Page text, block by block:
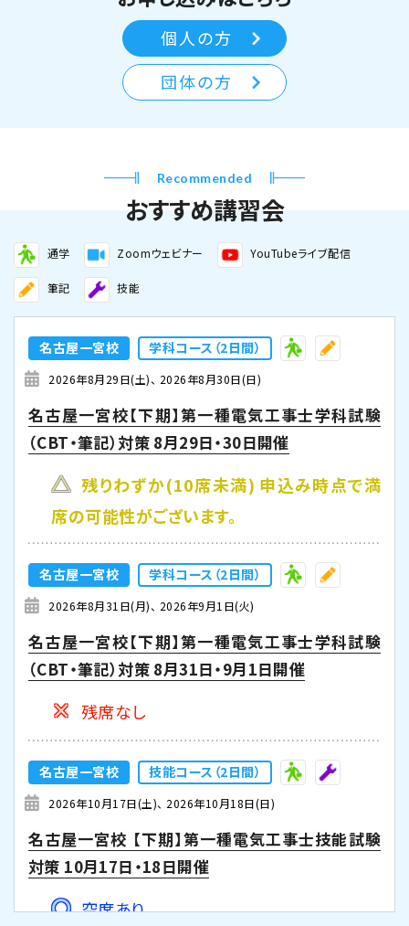
個人の方
団体の方
Recommended
おすすめ講習会
通学 Zoomウェビナー YouTubeライブ配信
筆記 技能
名古屋一宮校 学科コース（2日間）
2026年8月29日(土) 2026年8月30日(日)
名古屋一宮校【下期】第一種電気工事士学科試験
（CBT・筆記）対策 8月29日・30日開催
残りわずか(10席未満) 申込み時点で満
席の可能性がございます。
名古屋一宮校 学科コース（2日間）
2026年8月31日(月) 2026年9月1日(火)
名古屋一宮校【下期】第一種電気工事士学科試験
（CBT・筆記）対策 8月31日・9月1日開催
残席なし
名古屋一宮校 技能コース（2日間）
2026年10月17日(土) 2026年10月18日(日)
名古屋一宮校 【下期】第一種電気工事士技能試験
対策 10月17日・18日開催
空席あり